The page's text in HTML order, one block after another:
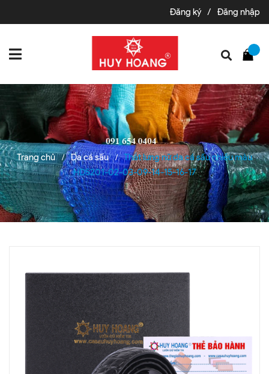
Đăng ký / Đăng nhập
Trang chủ / Da cá sấu /
Thắt lưng nữ da cá sấu nhiều màu
HD5201-02-03-09-14-15-16-17